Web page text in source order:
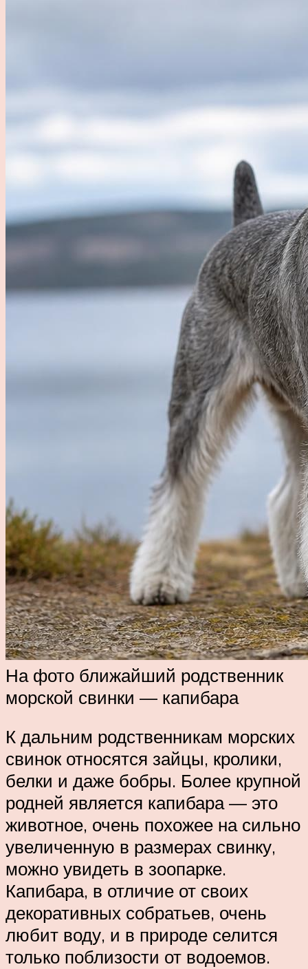
На фото ближайший родственник
морской свинки — капибара
К дальним родственникам морских
свинок относятся зайцы, кролики,
белки и даже бобры. Более крупной
родней является капибара — это
животное, очень похожее на сильно
увеличенную в размерах свинку,
можно увидеть в зоопарке.
Капибара, в отличие от своих
декоративных собратьев, очень
любит воду, и в природе селится
только поблизости от водоемов.